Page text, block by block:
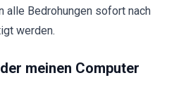
alle Bedrohungen sofort nach
werden.
meinen Computer